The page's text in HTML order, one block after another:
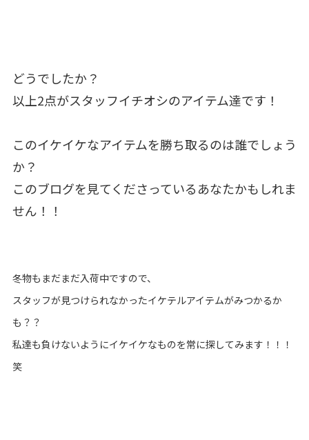
どうでしたか？
以上2点がスタッフイチオシのアイテム達です！
このイケイケなアイテムを勝ち取るのは誰でしょう
か？
このブログを見てくださっているあなたかもしれま
せん！！
冬物もまだまだ入荷中ですので、
スタッフが見つけられなかったイケテルアイテムがみつかるか
も？？
私達も負けないようにイケイケなものを常に探してみます！！！
笑